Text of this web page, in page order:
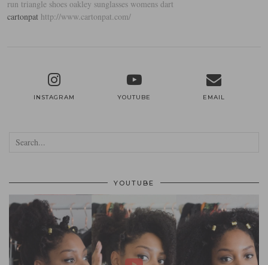
run triangle shoes oakley sunglasses womens dart
cartonpat http://www.cartonpat.com/
INSTAGRAM YOUTUBE EMAIL
YOUTUBE